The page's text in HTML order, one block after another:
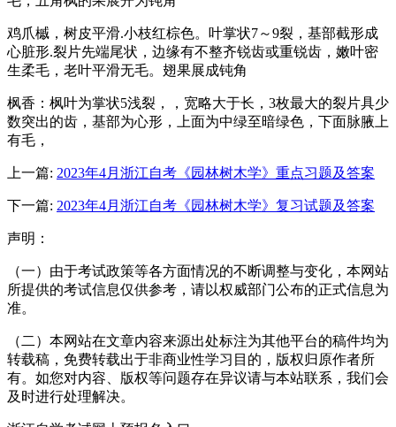
鸡爪槭，树皮平滑.小枝红棕色。叶掌状7～9裂，基部截形成
心脏形.裂片先端尾状，边缘有不整齐锐齿或重锐齿，嫩叶密
生柔毛，老叶平滑无毛。翅果展成钝角
枫香：枫叶为掌状5浅裂，，宽略大于长，3枚最大的裂片具少
数突出的齿，基部为心形，上面为中绿至暗绿色，下面脉腋上
有毛，
上一篇: 2023年4月浙江自考《园林树木学》重点习题及答案
下一篇: 2023年4月浙江自考《园林树木学》复习试题及答案
声明：
（一）由于考试政策等各方面情况的不断调整与变化，本网站
所提供的考试信息仅供参考，请以权威部门公布的正式信息为
准。
（二）本网站在文章内容来源出处标注为其他平台的稿件均为
转载稿，免费转载出于非商业性学习目的，版权归原作者所
有。如您对内容、版权等问题存在异议请与本站联系，我们会
及时进行处理解决。